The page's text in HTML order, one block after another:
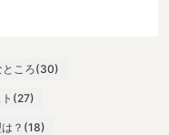
ところ(30)
ト(27)
？(18)